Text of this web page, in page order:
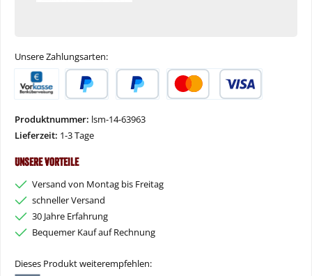
Unsere Zahlungsarten:
Produktnummer: lsm-14-63963
Lieferzeit: 1-3 Tage
Unsere Vorteile
Versand von Montag bis Freitag
schneller Versand
30 Jahre Erfahrung
Bequemer Kauf auf Rechnung
Dieses Produkt weiterempfehlen: